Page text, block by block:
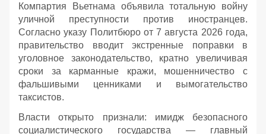
Компартия Вьетнама объявила тотальную войну
уличной преступности против иностранцев.
Согласно указу Политбюро от 7 августа 2026 года,
правительство вводит экстренные поправки в
уголовное законодательство, кратно увеличивая
сроки за карманные кражи, мошенничество с
фальшивыми ценниками и вымогательство
таксистов.
Власти открыто признали: имидж безопасного
социалистического государства — главный